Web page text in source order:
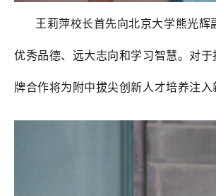
王莉萍校长首先向北京大学熊光
优秀品德、远大志向和学习智慧。对
牌合作将为附中拔尖创新人才培养注入